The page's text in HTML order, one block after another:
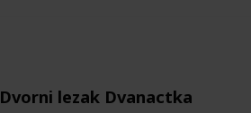
Dvorni lezak Dvanactka